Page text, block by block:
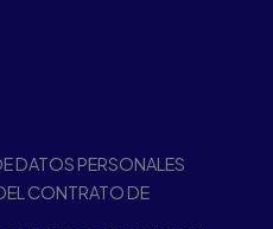
DATOS PERSONALES
CONTRATO DE